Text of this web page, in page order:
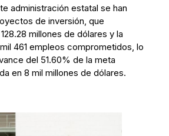
administración estatal se han
de inversión, que
millones de dólares y la
461 empleos comprometidos, lo
del 51.60% de la meta
en 8 mil millones de dólares.